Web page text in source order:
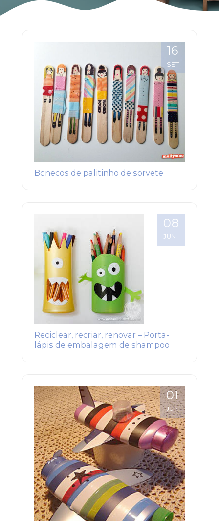
16
SET
Bonecos de palitinho de sorvete
08
JUN
Reciclear, recriar, renovar – Porta-
lápis de embalagem de shampoo
01
JUN